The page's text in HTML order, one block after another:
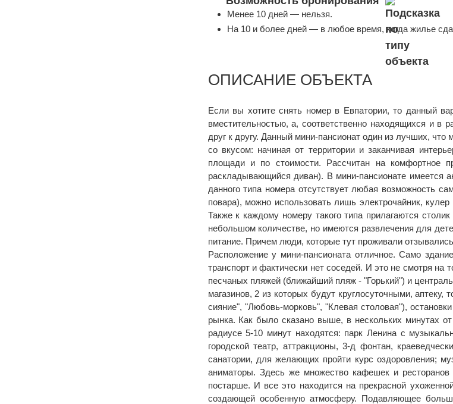
Менее 10 дней — нельзя.
На 10 и более дней — в любое время, когда жилье
ОПИСАНИЕ ОБЪЕКТА
Если вы хотите снять номер в Евпатории, то данный
вместительностью, а, соответственно находящихся и в
друг к другу. Данный мини-пансионат один из лучших,
со вкусом: начиная от территории и заканчивая
площади и по стоимости. Рассчитан на комфортное
раскладывающийся диван). В мини-пансионате имеется
данного типа номера отсутствует любая возможность
повара), можно использовать лишь электрочайник,
Также к каждому номеру такого типа прилагаются
небольшом количестве, но имеются развлечения для
питание. Причем люди, которые тут проживали
Расположение у мини-пансионата отличное. Само
транспорт и фактически нет соседей. И это не смотря на
песчаных пляжей (ближайший пляж - "Горький") и
магазинов, 2 из которых будут круглосуточными,
сияние", "Любовь-морковь", "Клевая столовая"),
рынка. Как было сказано выше, в нескольких минутах
радиусе 5-10 минут находятся: парк Ленина с
городской театр, аттракционы, 3-д фонтан,
санатории, для желающих пройти курс оздоровления;
аниматоры. Здесь же множество кафешек и
постарше. И все это находится на прекрасной
создающей особенную атмосферу. Подавляющее